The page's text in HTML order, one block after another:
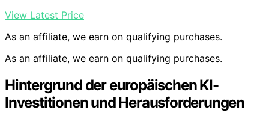
View Latest Price
As an affiliate, we earn on qualifying purchases.
As an affiliate, we earn on qualifying purchases.
Hintergrund der europäischen KI-
Investitionen und Herausforderungen